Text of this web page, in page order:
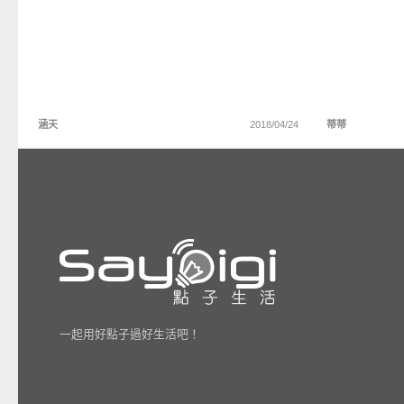
涵天 2018/04/24 蒂蒂
一起用好點子過好生活吧！